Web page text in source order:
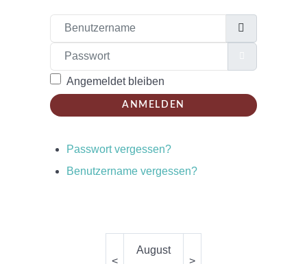
Benutzername
Passwort
Angemeldet bleiben
ANMELDEN
Passwort vergessen?
Benutzername vergessen?
<
August
>